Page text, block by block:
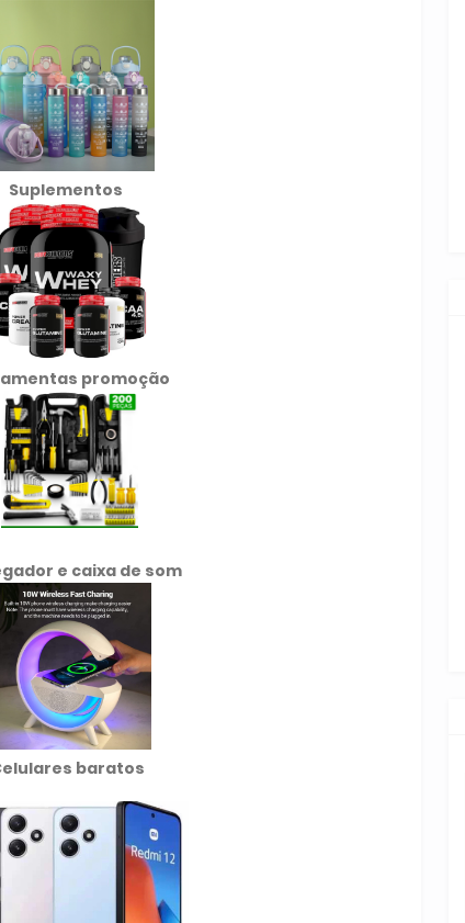
Suplementos
promoção
e caixa de som
baratos